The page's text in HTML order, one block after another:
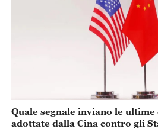
Quale segnale inviano le
adottate dalla Cina contro gli